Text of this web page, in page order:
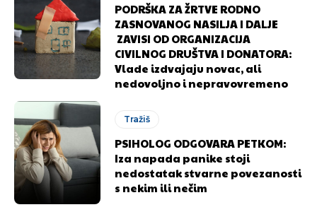
PODRŠKA ZA ŽRTVE RODNO
ZASNOVANOG NASILJA I DALJE
ZAVISI OD ORGANIZACIJA
CIVILNOG DRUŠTVA I DONATORA:
Vlade izdvajaju novac, ali
nedovoljno i nepravovremeno
Tražiš
PSIHOLOG ODGOVARA PETKOM:
Iza napada panike stoji
nedostatak stvarne povezanosti
s nekim ili nečim